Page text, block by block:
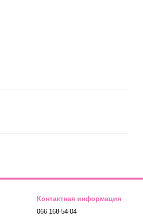
Контактная информация
066 168-54-04